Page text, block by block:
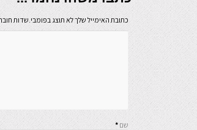
כתובת האימייל שלך לא תוצג בפומבי.שדות
שם *